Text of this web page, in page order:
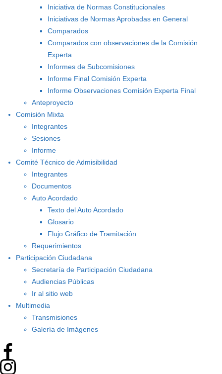
Iniciativa de Normas Constitucionales
Iniciativas de Normas Aprobadas en General
Comparados
Comparados con observaciones de la Comisión
Experta
Informes de Subcomisiones
Informe Final Comisión Experta
Informe Observaciones Comisión Experta Final
Anteproyecto
Comisión Mixta
Integrantes
Sesiones
Informe
Comité Técnico de Admisibilidad
Integrantes
Documentos
Auto Acordado
Texto del Auto Acordado
Glosario
Flujo Gráfico de Tramitación
Requerimientos
Participación Ciudadana
Secretaría de Participación Ciudadana
Audiencias Públicas
Ir al sitio web
Multimedia
Transmisiones
Galería de Imágenes